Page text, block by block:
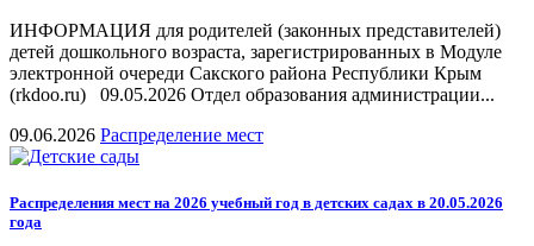
ИНФОРМАЦИЯ для родителей (законных представителей)
детей дошкольного возраста, зарегистрированных в Модуле
электронной очереди Сакского района Республики Крым
(rkdoo.ru) 09.05.2026 Отдел образования администрации...
09.06.2026 Распределение мест
Распределения мест на 2026 учебный год в детских садах в 20.05.2026
года